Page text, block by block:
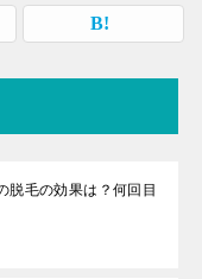
脱毛の効果は？何回目